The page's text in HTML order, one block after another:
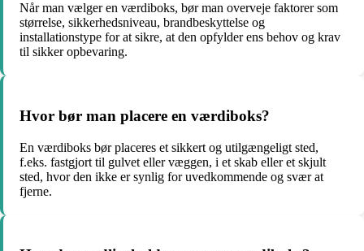
Når man vælger en værdiboks, bør man overveje faktorer som
størrelse, sikkerhedsniveau, brandbeskyttelse og
installationstype for at sikre, at den opfylder ens behov og krav
til sikker opbevaring.
Hvor bør man placere en værdiboks?
En værdiboks bør placeres et sikkert og utilgængeligt sted,
f.eks. fastgjort til gulvet eller væggen, i et skab eller et skjult
sted, hvor den ikke er synlig for uvedkommende og svær at
fjerne.